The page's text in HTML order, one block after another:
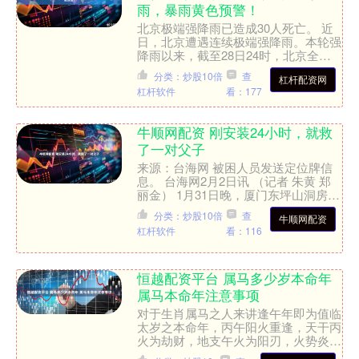
雨，暴雨黄色预警！
北京极端强降雨已造成30人死亡。 近
日，北京遭遇连续极端强降雨。本轮强
降雨以来，截至28日24时，北京全市
平均降水量165.9毫米，最大降水量在
密云郎房峪和朱家....
杠杆配资网
分类：炒股10倍
杠杆软件
查
看：177
牛顺网配资 刚安装24小时，就救
了一对父子
来源：台海网 被困人员发送定位牌信
息。 台海网2月2日讯 （记者 朱黄 郑
丽金） 1月31日晚，厦门东坪山洞房谷
夜色渐深，一对迷路的父子在山林中焦
急徘徊。偶然间....
牛顺网配资
分类：炒股10倍
杠杆软件
查
看：116
恒越配资平台 属马多少岁本命年
属马本命年注意事项
对于生肖属马之人来讲逢午年即为值临
太岁之本命年，丙午阳火重逢，天干丙
火为劫财，地支午火为阳刃，火势炎
炎，炽烈至极，固有「火炽乘龙」之古